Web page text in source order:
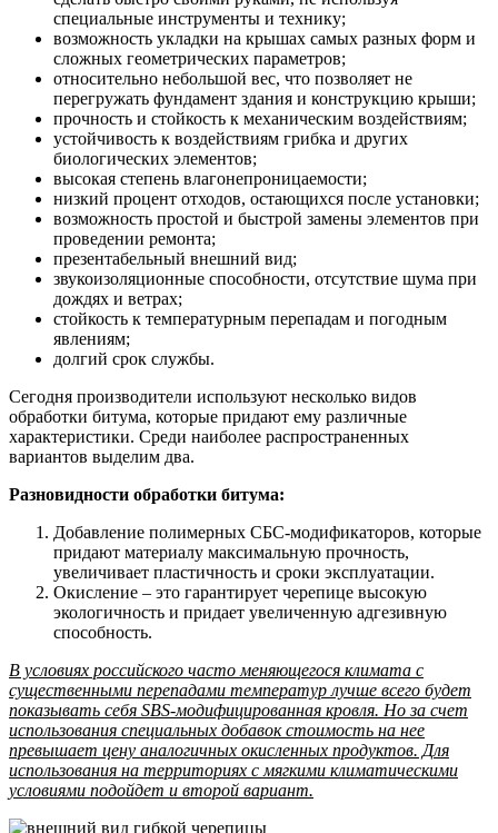
специальные инструменты и технику;
возможность укладки на крышах самых разных форм и
сложных геометрических параметров;
относительно небольшой вес, что позволяет не
перегружать фундамент здания и конструкцию крыши;
прочность и стойкость к механическим воздействиям;
устойчивость к воздействиям грибка и других
биологических элементов;
высокая степень влагонепроницаемости;
низкий процент отходов, остающихся после установки;
возможность простой и быстрой замены элементов при
проведении ремонта;
презентабельный внешний вид;
звукоизоляционные способности, отсутствие шума при
дождях и ветрах;
стойкость к температурным перепадам и погодным
явлениям;
долгий срок службы.
Сегодня производители используют несколько видов
обработки битума, которые придают ему различные
характеристики. Среди наиболее распространенных
вариантов выделим два.
Разновидности обработки битума:
Добавление полимерных СБС-модификаторов, которые
придают материалу максимальную прочность,
увеличивает пластичность и сроки эксплуатации.
Окисление – это гарантирует черепице высокую
экологичность и придает увеличенную адгезивную
способность.
В условиях российского часто меняющегося климата с
существенными перепадами температур лучше всего будет
показывать себя SBS-модифицированная кровля. Но за счет
использования специальных добавок стоимость на нее
превышает цену аналогичных окисленных продуктов. Для
использования на территориях с мягкими климатическими
условиями подойдет и второй вариант.